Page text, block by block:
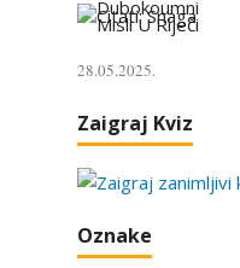
28.05.2025.
Zaigraj Kviz
Oznake